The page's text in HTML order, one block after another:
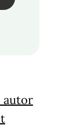
autor